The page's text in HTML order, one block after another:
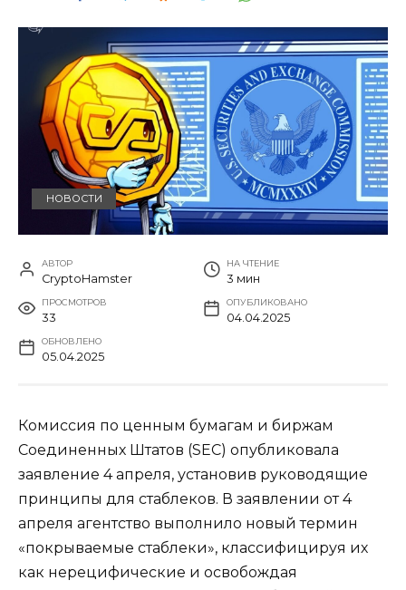
НОВОСТИ
АВТОР
CryptoHamster
НА ЧТЕНИЕ
3 мин
ПРОСМОТРОВ
33
ОПУБЛИКОВАНО
04.04.2025
ОБНОВЛЕНО
05.04.2025
Комиссия по ценным бумагам и биржам
Соединенных Штатов (SEC) опубликовала
заявление 4 апреля, установив руководящие
принципы для стаблеков. В заявлении от 4
апреля агентство выполнило новый термин
«покрываемые стаблеки», классифицируя их
как нерецифические и освобождая